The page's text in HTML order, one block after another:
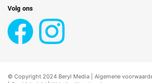
Volg ons
© Copyright 2024 Beryl Media | Algemene